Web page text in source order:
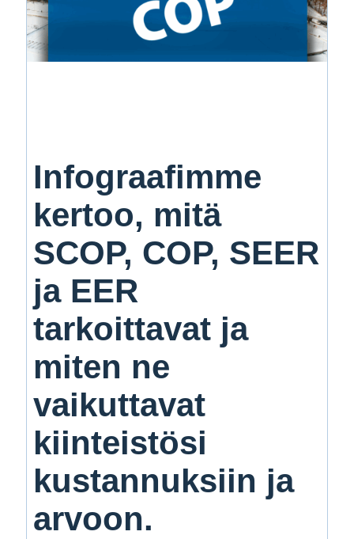
Infograafimme
kertoo, mitä
SCOP, COP, SEER
ja EER
tarkoittavat ja
miten ne
vaikuttavat
kiinteistösi
kustannuksiin ja
arvoon.